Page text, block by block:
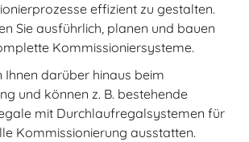
effizient zu gestalten.
Sie ausführlich, planen und bauen
Kommissioniersysteme.
Ihnen darüber hinaus beim
und können z. B. bestehende
mit Durchlaufregalsystemen für
Kommissionierung ausstatten.